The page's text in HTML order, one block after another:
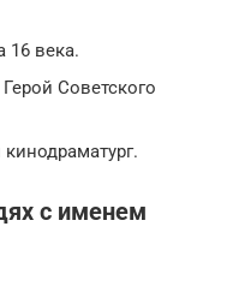
16 века.
Советского
с именем